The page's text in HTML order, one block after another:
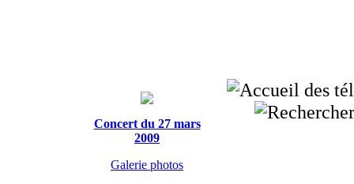
Concert du 27 mars
2009
Galerie photos